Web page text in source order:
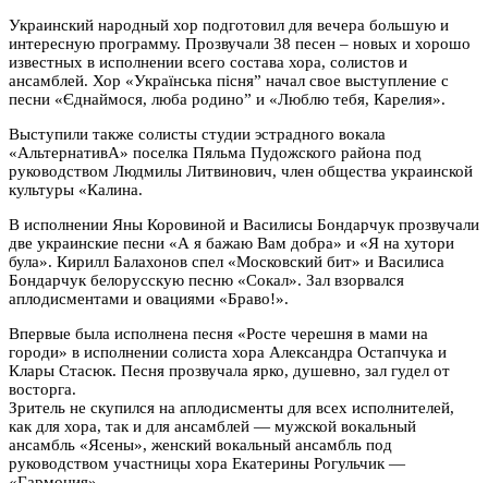
Украинский народный хор подготовил для вечера большую и
интересную программу. Прозвучали 38 песен – новых и хорошо
известных в исполнении всего состава хора, солистов и
ансамблей. Хор «Українська пісня” начал свое выступление с
песни «Єднаймося, люба родино” и «Люблю тебя, Карелия».
Выступили также солисты студии эстрадного вокала
«АльтернативА» поселка Пяльма Пудожского района под
руководством Людмилы Литвинович, член общества украинской
культуры «Калина.
В исполнении Яны Коровиной и Василисы Бондарчук прозвучали
две украинские песни «А я бажаю Вам добра» и «Я на хутори
була». Кирилл Балахонов спел «Московский бит» и Василиса
Бондарчук белорусскую песню «Сокал». Зал взорвался
аплодисментами и овациями «Браво!».
Впервые была исполнена песня «Росте черешня в мами на
городи» в исполнении солиста хора Александра Остапчука и
Клары Стасюк. Песня прозвучала ярко, душевно, зал гудел от
восторга.
Зритель не скупился на аплодисменты для всех исполнителей,
как для хора, так и для ансамблей — мужской вокальный
ансамбль «Ясены», женский вокальный ансамбль под
руководством участницы хора Екатерины Рогульчик —